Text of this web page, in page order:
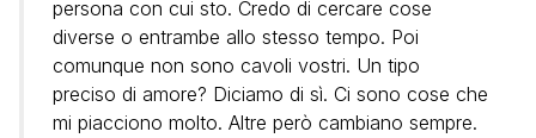
persona con cui sto. Credo di cercare cose
diverse o entrambe allo stesso tempo. Poi
comunque non sono cavoli vostri. Un tipo
preciso di amore? Diciamo di sì. Ci sono cose che
mi piacciono molto. Altre però cambiano sempre.